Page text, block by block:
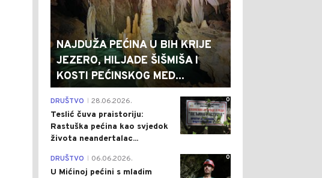
NAJDUŽA PEĆINA U BIH KRIJE
JEZERO, HILJADE ŠIŠMIŠA I
KOSTI PEĆINSKOG MED...
0
DRUŠTVO 28.06.2026.
Teslić čuva praistoriju:
Rastuška pećina kao svjedok
života neandertalac...
0
DRUŠTVO 06.06.2026.
U Mićinoj pećini s mladim